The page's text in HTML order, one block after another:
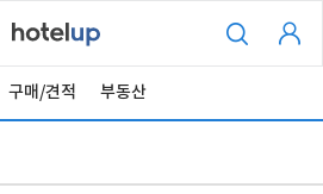
구매/견적 부동산